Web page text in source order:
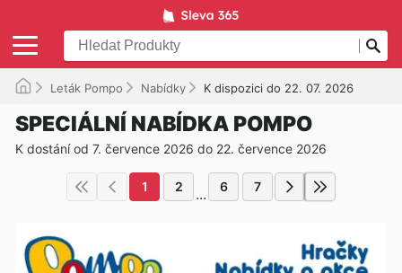
Leták Pompo Nabídky K dispozici do 22. 07. 2026
SPECIÁLNÍ NABÍDKA POMPO
K dostání od 7. července 2026 do 22. července 2026
1 2 ... 6 7